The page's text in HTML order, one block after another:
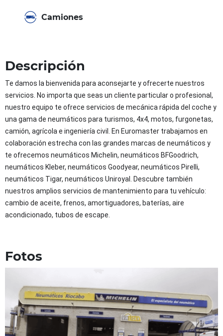
Camiones
Descripción
Te damos la bienvenida para aconsejarte y ofrecerte nuestros
servicios. No importa que seas un cliente particular o profesional,
nuestro equipo te ofrece servicios de mecánica rápida del coche y
una gama de neumáticos para turismos, 4x4, motos, furgonetas,
camión, agrícola e ingeniería civil. En Euromaster trabajamos en
colaboración estrecha con las grandes marcas de neumáticos y
te ofrecemos neumáticos Michelin, neumáticos BFGoodrich,
neumáticos Kleber, neumáticos Goodyear, neumáticos Pirelli,
neumáticos Tigar, neumáticos Uniroyal. Descubre también
nuestros amplios servicios de mantenimiento para tu vehículo:
cambio de aceite, frenos, amortiguadores, baterías, aire
acondicionado, tubos de escape.
Fotos